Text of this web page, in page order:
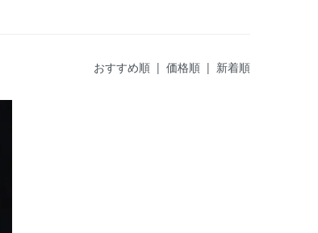
おすすめ順 | 価格順 | 新着順